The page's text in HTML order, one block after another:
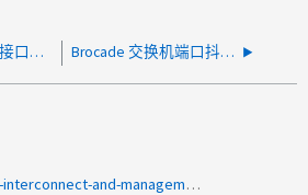
无法通过管理 IP 接口访问 Brocade 交换机 Brocade 交换机端口抖动，报告的介质错误极少
product-categories:fabric-interconnect-and-management-switches<a>2009年59</a>